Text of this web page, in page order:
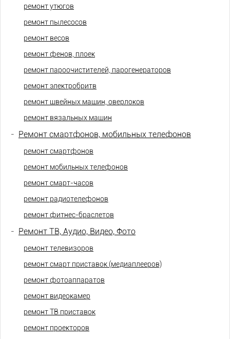
ремонт утюгов
ремонт пылесосов
ремонт весов
ремонт фенов, плоек
ремонт пароочистителей, парогенераторов
ремонт электробритв
ремонт швейных машин, оверлоков
ремонт вязальных машин
- Ремонт смартфонов, мобильных телефонов
ремонт смартфонов
ремонт мобильных телефонов
ремонт смарт-часов
ремонт радиотелефонов
ремонт фитнес-браслетов
- Ремонт ТВ, Аудио, Видео, Фото
ремонт телевизоров
ремонт смарт приставок (медиаплееров)
ремонт фотоаппаратов
ремонт видеокамер
ремонт ТВ приставок
ремонт проекторов